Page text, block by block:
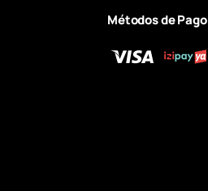
Métodos de Pago